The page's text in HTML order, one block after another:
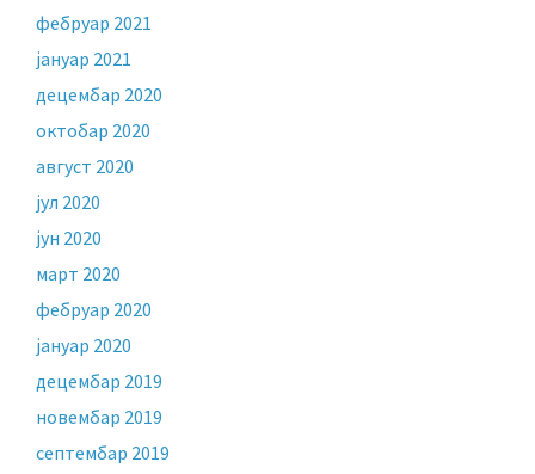
фебруар 2021
јануар 2021
децембар 2020
октобар 2020
август 2020
јул 2020
јун 2020
март 2020
фебруар 2020
јануар 2020
децембар 2019
новембар 2019
септембар 2019